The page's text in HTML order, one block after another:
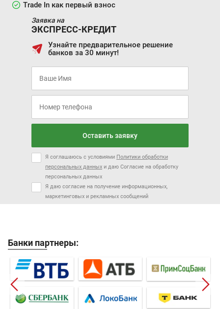
Trade In как первый взнос
Заявка на
ЭКСПРЕСС-КРЕДИТ
Узнайте предварительное решение
банков за 30 минут!
Оставить заявку
Я соглашаюсь с условиями Политики обработки
персональных данных и даю Согласие на обработку
персональных данных
Я даю согласие на получение информационных,
маркетинговых и рекламных сообщений
Банки партнеры: